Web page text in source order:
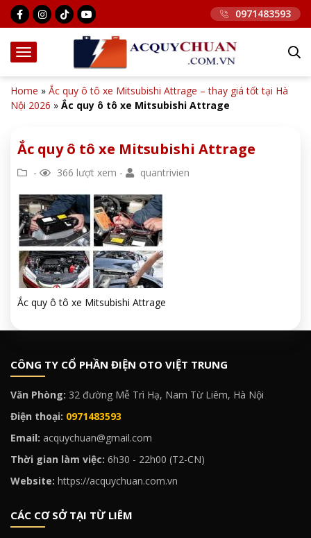
0971483593
Home » Ắc quy ô tô xe Mitsubishi Attrage – thay giá tốt tại Hà
Nội 2026 » Ắc quy ô tô xe Mitsubishi Attrage
Ắc quy ô tô xe Mitsubishi Attrage
- 366 lượt xem - quantrivien
Ắc quy ô tô xe Mitsubishi Attrage
CÔNG TY CỔ PHẦN ĐIỆN OTO VIỆT TRUNG
Văn Phòng: 32 đường Mễ Trì Hạ, Nam Từ Liêm, Hà Nội
Điện thoại: 0971483593
Email: acquychuan@gmail.com
Thời gian làm việc: 6h30 - 22h00 (T2-CN)
Website: https://acquychuan.com.vn
CÁC CƠ SỞ TẠI TỪ LIÊM